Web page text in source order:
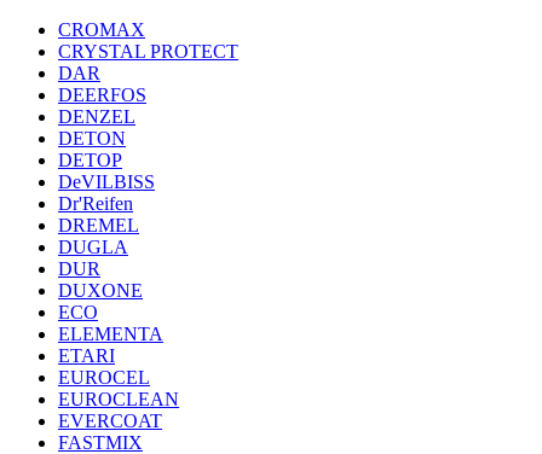
CROMAX
CRYSTAL PROTECT
DAR
DEERFOS
DENZEL
DETON
DETOP
DeVILBISS
Dr'Reifen
DREMEL
DUGLA
DUR
DUXONE
ECO
ELEMENTA
ETARI
EUROCEL
EUROCLEAN
EVERCOAT
FASTMIX